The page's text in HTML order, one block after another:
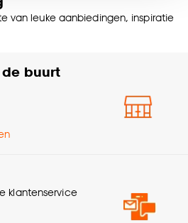
cookies wel of niet te
aanpassen’ te
je deze keuze altijd nog
hiervoor onze
9 CM
1.4 CM
van leuke aanbiedingen, inspiratie
buurt
klantenservice